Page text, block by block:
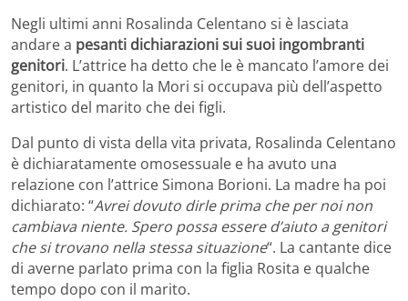
Negli ultimi anni Rosalinda Celentano si è lasciata
andare a pesanti dichiarazioni sui suoi ingombranti
genitori. L’attrice ha detto che le è mancato l’amore dei
genitori, in quanto la Mori si occupava più dell’aspetto
artistico del marito che dei figli.
Dal punto di vista della vita privata, Rosalinda Celentano
è dichiaratamente omosessuale e ha avuto una
relazione con l’attrice Simona Borioni. La madre ha poi
dichiarato: “Avrei dovuto dirle prima che per noi non
cambiava niente. Spero possa essere d’aiuto a genitori
che si trovano nella stessa situazione“. La cantante dice
di averne parlato prima con la figlia Rosita e qualche
tempo dopo con il marito.